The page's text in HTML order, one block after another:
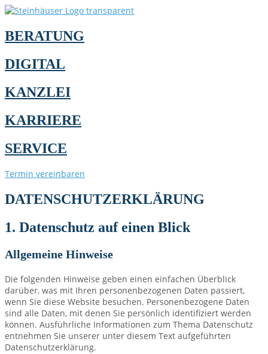
BERATUNG
DIGITAL
KANZLEI
KARRIERE
SERVICE
Termin vereinbaren
DATENSCHUTZERKLÄRUNG
1. Datenschutz auf einen Blick
Allgemeine Hinweise
Die folgenden Hinweise geben einen einfachen Überblick
darüber, was mit Ihren personenbezogenen Daten passiert,
wenn Sie diese Website besuchen. Personenbezogene Daten
sind alle Daten, mit denen Sie persönlich identifiziert werden
können. Ausführliche Informationen zum Thema Datenschutz
entnehmen Sie unserer unter diesem Text aufgeführten
Datenschutzerklärung.